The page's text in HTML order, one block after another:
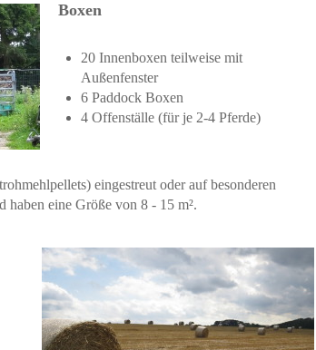
Boxen
20 Innenboxen teilweise mit
Außenfenster
6 Paddock Boxen
4 Offenställe (für je 2-4 Pferde)
eingestreut oder auf besonderen
haben eine Größe von 8 - 15 m².